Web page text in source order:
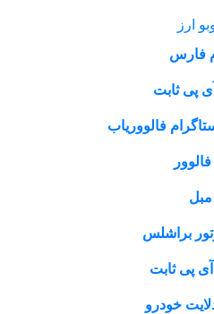
ثابت
فالووریاب
براشلس
ثابت
خودرو